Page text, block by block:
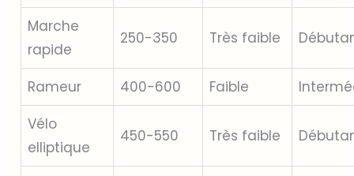
Marche
rapide
250-350 Très faible
Rameur 400-600 Faible
Vélo
elliptique
450-550 Très faible